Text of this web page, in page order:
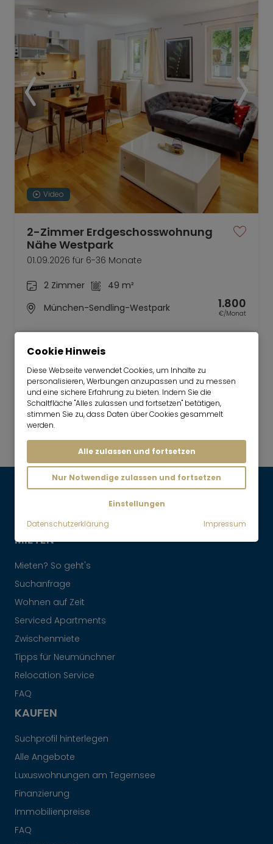
Video
2-Zimmer Erdgeschosswohnung
Nähe Westpark
01.09.2026 für 6-36 Monate
2 Zimmer
49 m²
München-Sendling-Westpark
1.800
€/Monat
Mr. Lodge | Suchen.Finden.Leben.
Mieten
Sonnige Dachterrassenwohnung,
hochwertig möbliert
nach oben
Maklervertrag widerrufen
MIETEN
Mieten? So geht's
Suchanfrage
Wohnen auf Zeit
Serviced Apartments
Zwischenmiete
Tipps für Neumünchner
Relocation Service
FAQ
KAUFEN
Suchprofil hinterlegen
Alle Angebote
Luxuswohnungen am Tegernsee
Finanzierung
Immobilienpreise
FAQ
Cookie Hinweis
Diese Webseite verwendet Cookies, um Inhalte zu
personalisieren, Werbungen anzupassen und zu messen
und eine sichere Erfahrung zu bieten. Indem Sie die
Schaltfläche "Alles zulassen und fortsetzen" betätigen,
stimmen Sie zu, dass Daten über Cookies gesammelt
werden.
Alle zulassen und fortsetzen
Nur Notwendige zulassen und fortsetzen
Einstellungen
Datenschutzerklärung
Impressum